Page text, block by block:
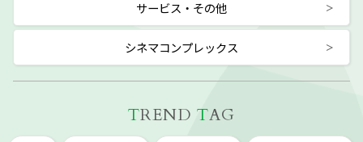
サービス・その他
シネマコンプレックス
TREND TAG